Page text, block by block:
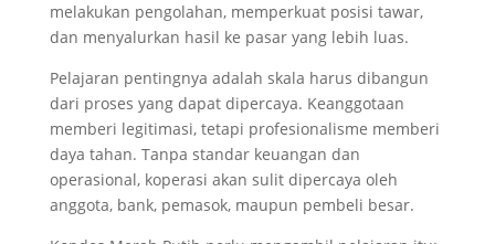
melakukan pengolahan, memperkuat posisi tawar,
dan menyalurkan hasil ke pasar yang lebih luas.
Pelajaran pentingnya adalah skala harus dibangun
dari proses yang dapat dipercaya. Keanggotaan
memberi legitimasi, tetapi profesionalisme memberi
daya tahan. Tanpa standar keuangan dan
operasional, koperasi akan sulit dipercaya oleh
anggota, bank, pemasok, maupun pembeli besar.